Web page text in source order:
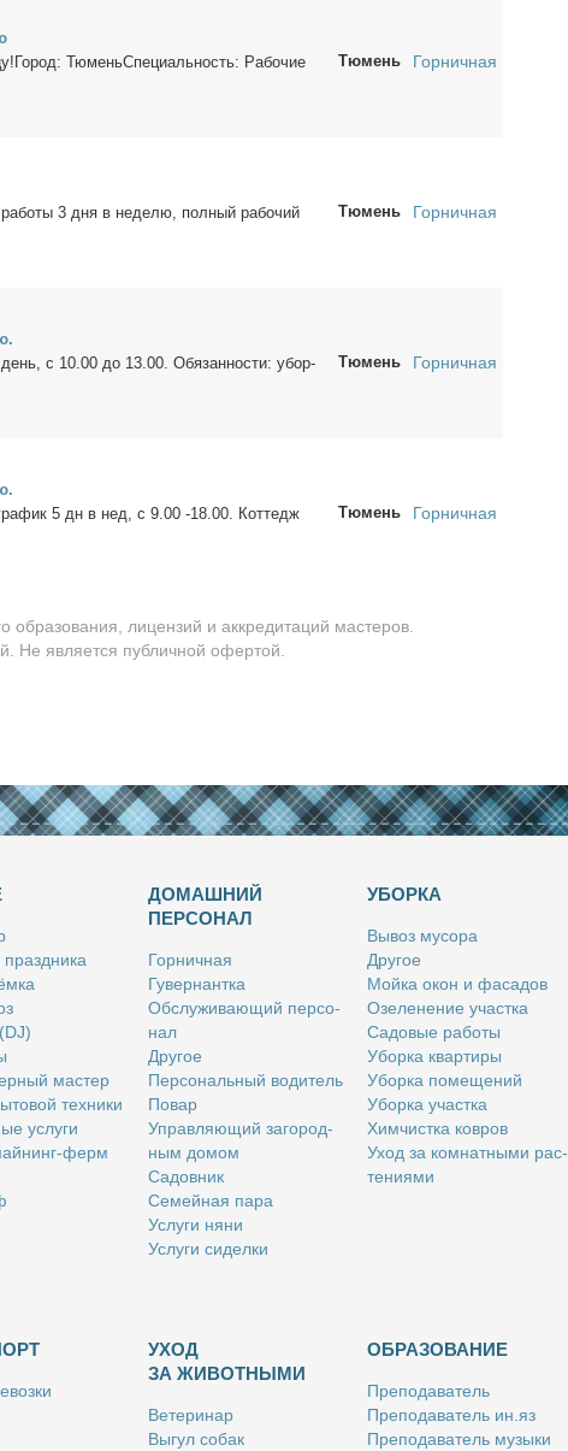
ТюменьСпециальность: Ра­бо­чие
Тюмень Горничная
3 дня в неде­лю, пол­ный ра­бо­чий
Тюмень Горничная
с 10.00 до 13.00. Обя­зан­но­сти: убор­
Тюмень Горничная
5 дн в нед, с 9.00 -18.00. Кот­тедж
Тюмень Горничная
образования, лицензий и аккредитаций мастеров.
Не является публичной офертой.
ма­стер
тех­ни­ки
услу­ги
ферм
ДОМАШНИЙ
ПЕРСОНАЛ
Гор­нич­ная
Гу­вер­нант­ка
Об­слу­жи­ва­ю­щий пер­со­
нал
Дру­гое
Пер­со­наль­ный во­ди­тель
По­вар
Управ­ля­ю­щий за­го­род­
ным до­мом
Са­дов­ник
Се­мей­ная па­ра
Услу­ги ня­ни
Услу­ги си­дел­ки
УБОРКА
Вы­воз му­со­ра
Дру­гое
Мой­ка окон и фа­са­дов
Озе­ле­не­ние участ­ка
Са­до­вые ра­бо­ты
Убор­ка квар­ти­ры
Убор­ка по­ме­ще­ний
Убор­ка участ­ка
Хим­чист­ка ков­ров
Уход за ком­нат­ны­ми рас­
те­ни­я­ми
УХОД
ЗА ЖИВОТНЫМИ
Ве­те­ри­нар
Вы­гул со­бак
ОБРАЗОВАНИЕ
Пре­по­да­ва­тель
Пре­по­да­ва­тель ин.яз
Пре­по­да­ва­тель му­зы­ки